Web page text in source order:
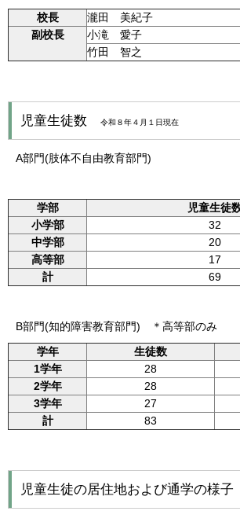
校長
瀧田 美紀子
副校長
小滝 愛子
竹田 智之
児童生徒数 令和８年４月１日現在
A部門(肢体不自由教育部門)
学部
児童生徒
小学部
32
中学部
20
高等部
17
計
69
B部門(知的障害教育部門) ＊高等部のみ
学年
生徒数
1学年
28
2学年
28
3学年
27
計
83
児童生徒の居住地および通学の様子